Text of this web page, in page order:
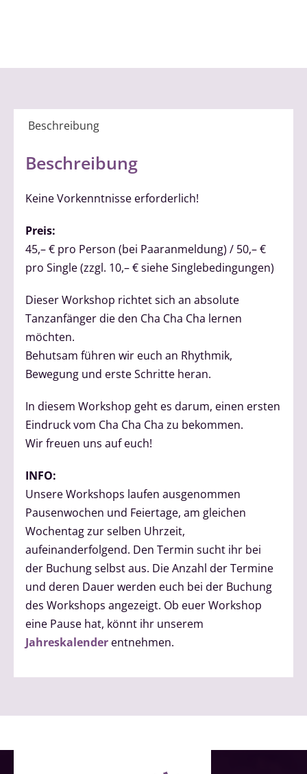
Beschreibung
Beschreibung
Keine Vorkenntnisse erforderlich!
Preis:
45,– € pro Person (bei Paaranmeldung) / 50,– €
pro Single (zzgl. 10,– € siehe Singlebedingungen)
Dieser Workshop richtet sich an absolute
Tanzanfänger die den Cha Cha Cha lernen
möchten.
Behutsam führen wir euch an Rhythmik,
Bewegung und erste Schritte heran.
In diesem Workshop geht es darum, einen ersten
Eindruck vom Cha Cha Cha zu bekommen.
Wir freuen uns auf euch!
INFO:
Unsere Workshops laufen ausgenommen
Pausenwochen und Feiertage, am gleichen
Wochentag zur selben Uhrzeit,
aufeinanderfolgend. Den Termin sucht ihr bei
der Buchung selbst aus. Die Anzahl der Termine
und deren Dauer werden euch bei der Buchung
des Workshops angezeigt. Ob euer Workshop
eine Pause hat, könnt ihr unserem
Jahreskalender entnehmen.